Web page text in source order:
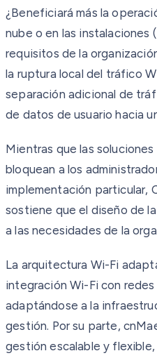
¿Beneficiará más la
nube o en las instalaciones
requisitos de la
la ruptura local del tráfico
separación adicional de
de datos de usuario hacia
Mientras que las
bloquean a los
implementación particular,
sostiene que el diseño de
a las necesidades de la
La arquitectura Wi-Fi
integración Wi-Fi con
adaptándose a la
gestión. Por su parte,
gestión escalable y